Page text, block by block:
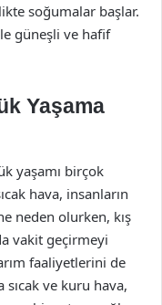
soğumalar başlar.
güneşli ve hafif
Yaşama
yaşamı birçok
hava, insanların
neden olurken, kış
vakit geçirmeyi
faaliyetlerini de
ve kuru hava,